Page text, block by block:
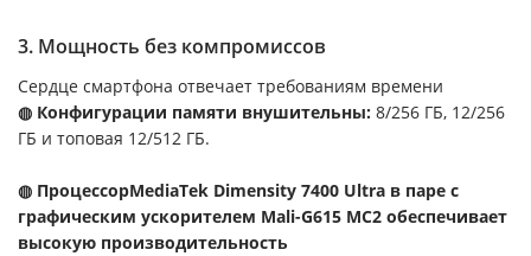
3. Мощность без компромиссов
Сердце смартфона отвечает требованиям времени
◍ Конфигурации памяти внушительны: 8/256 ГБ, 12/256
ГБ и топовая 12/512 ГБ.
◍ ПроцессорMediaTek Dimensity 7400 Ultra в паре с
графическим ускорителем Mali-G615 MC2 обеспечивает
высокую производительность